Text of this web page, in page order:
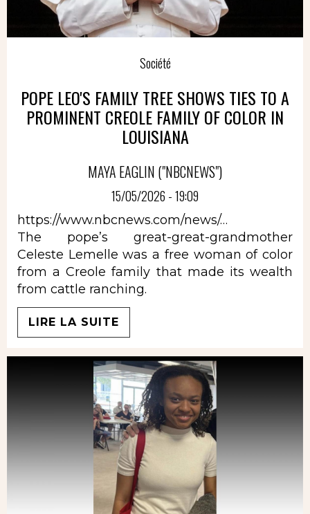
Société
POPE LEO'S FAMILY TREE SHOWS TIES TO A
PROMINENT CREOLE FAMILY OF COLOR IN
LOUISIANA
MAYA EAGLIN ("NBCNEWS")
15/05/2026 - 19:09
https://www.nbcnews.com/news/…
The pope’s great-great-grandmother
Celeste Lemelle was a free woman of color
from a Creole family that made its wealth
from cattle ranching.
LIRE LA SUITE